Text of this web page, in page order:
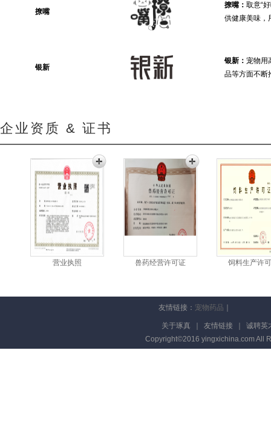
撩嘴
撩嘴： 取意“
供健康美味，
银新
银新： 宠物用
品等方面不断
企业资质 & 证书
营业执照 兽药经营许可证 饲料生产许
友情链接： 宠物药品
关于琢真 友情链接
诚聘英
Copyright©2016 yingxichina.com All